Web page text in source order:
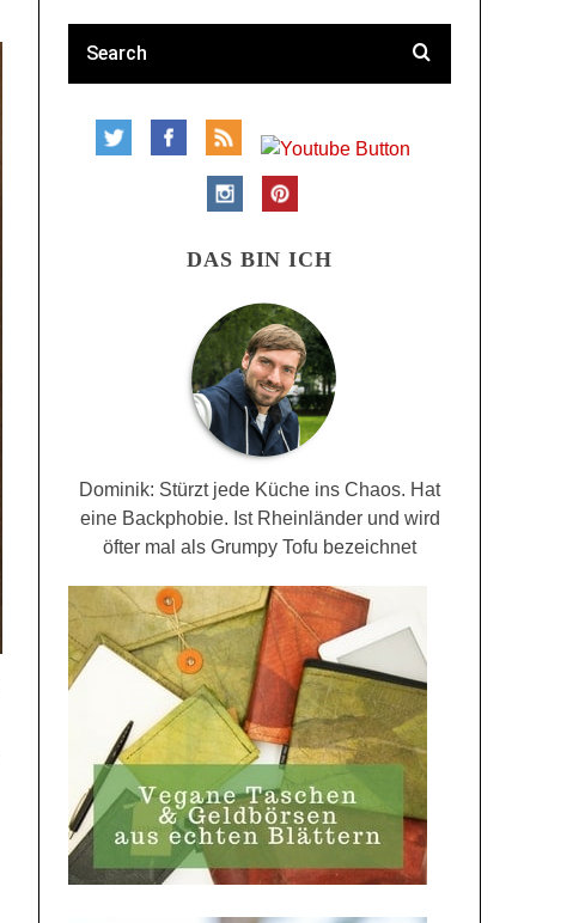
DAS BIN ICH
Dominik: Stürzt jede Küche ins Chaos. Hat
eine Backphobie. Ist Rheinländer und wird
öfter mal als Grumpy Tofu bezeichnet